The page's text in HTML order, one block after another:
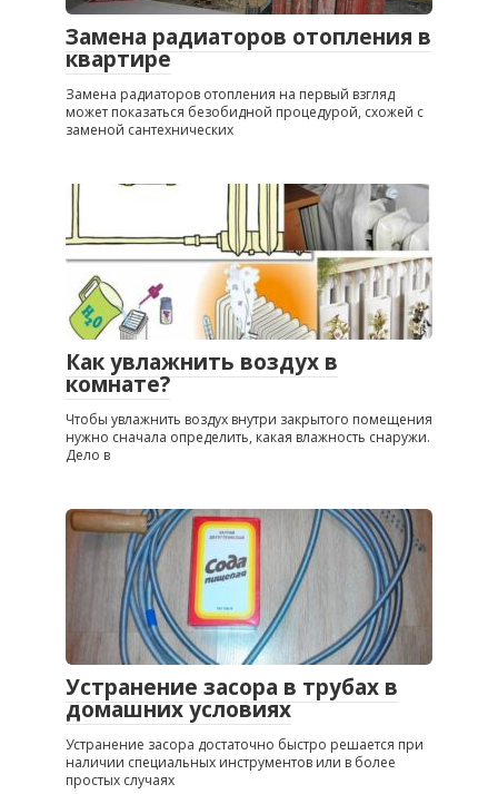
Замена радиаторов отопления в
квартире
Замена радиаторов отопления на первый взгляд
может показаться безобидной процедурой, схожей с
заменой сантехнических
Как увлажнить воздух в
комнате?
Чтобы увлажнить воздух внутри закрытого помещения
нужно сначала определить, какая влажность снаружи.
Дело в
Устранение засора в трубах в
домашних условиях
Устранение засора достаточно быстро решается при
наличии специальных инструментов или в более
простых случаях